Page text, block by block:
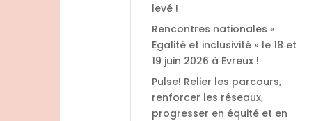
levé !
Rencontres nationales «
Egalité et inclusivité » le 18 et
19 juin 2026 à Evreux !
Pulse! Relier les parcours,
renforcer les réseaux,
progresser en équité et en